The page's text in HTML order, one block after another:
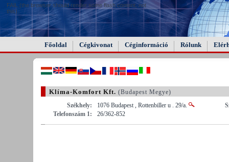
FAIL (the browser should render some flash content, not
this).
Főoldal Cégkivonat Céginformáció Rólunk
Klíma-Komfort Kft. (Budapest Megye)
Székhely:
1076 Budapest , Rottenbiller u . 29/a.
Telefonszám 1:
26/362-852